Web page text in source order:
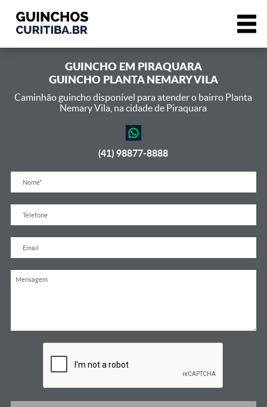
GUINCHO EM PIRAQUARA
GUINCHO PLANTA NEMARY VILA
Caminhão guincho disponível para atender o bairro Planta
Nemary Vila, na cidade de Piraquara
(41) 98877-8888